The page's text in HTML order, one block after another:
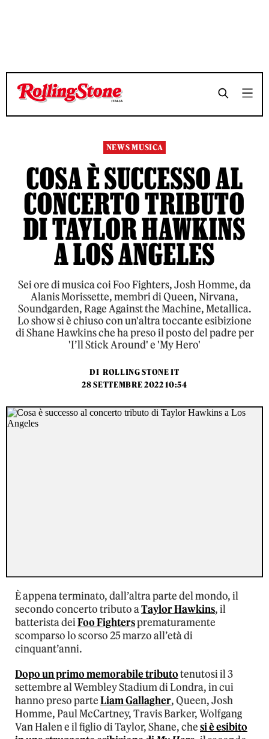
TEMPO DI LETTURA 6 MINUTI SHARE
TEMPO DI LETTURA 6 MINUTI SHARE
NEWS MUSICA
COSA È SUCCESSO AL
CONCERTO TRIBUTO
DI TAYLOR HAWKINS
A LOS ANGELES
Sei ore di musica coi Foo Fighters, Josh Homme, da
Alanis Morissette, membri di Queen, Nirvana,
Soundgarden, Rage Against the Machine, Metallica.
Lo show si è chiuso con un'altra toccante esibizione
di Shane Hawkins che ha preso il posto del padre per
'I’ll Stick Around' e 'My Hero'
DI ROLLING STONE IT
28 SETTEMBRE 2022 10:54
È appena terminato, dall’altra parte del mondo, il
secondo concerto tributo aTaylor Hawkins, il
batterista deiFoo Fightersprematuramente
scomparso lo scorso 25 marzo all’età di
cinquant’anni.
Dopo un primo memorabile tributotenutosi il 3
settembre al Wembley Stadium di Londra, in cui
hanno preso parteLiam Gallagher, Queen, Josh
Homme, Paul McCartney, Travis Barker, Wolfgang
Van Halen e il figlio di Taylor, Shane, chesi è esibito